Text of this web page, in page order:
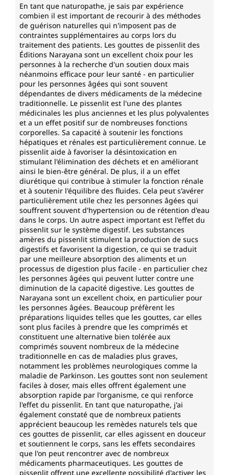
Le pissenlit est désormais également populaire
comme laitue sauvage, ainsi que comme substitut du
café. Pour faire du café, les racines sont séchées,
torréfiées et infusées en café sous le nom de
chicorée. Il est également possible de préparer du
thé à partir des racines.
Chaque flacon d'extrait de pissenlit d'Unimedica
contient 100 ml.
Végan et exempt des additifs suivants
Conformément aux exigences légales, l'extrait de
pissenlit d'Unimedica est sans conservateurs et ne
contient aucun additif tel que des colorants, des
stabilisants ou des agents antiagglomérants comme
le stéarate de magnésium. Il est sans OGM, sans
lactose et gluten et est végan. Ce produit contient de
l'alcool.
Fabriqué en Allemagne
L'extrait de pissenlit d'Unimedica est fabriqué en
Allemagne dans des installations certifiées.
En tant que naturopathe, je sais par expérience
combien il est important de recourir à des méthodes
de guérison naturelles qui n'imposent pas de
contraintes supplémentaires au corps lors du
traitement des patients. Les gouttes de pissenlit des
Éditions Narayana sont un excellent choix pour les
personnes à la recherche d'un soutien doux mais
néanmoins efficace pour leur santé - en particulier
pour les personnes âgées qui sont souvent
dépendantes de divers médicaments de la médecine
traditionnelle. Le pissenlit est l'une des plantes
médicinales les plus anciennes et les plus polyvalentes
et a un effet positif sur de nombreuses fonctions
corporelles. Sa capacité à soutenir les fonctions
hépatiques et rénales est particulièrement connue. Le
pissenlit aide à favoriser la désintoxication en
stimulant l'élimination des déchets et en améliorant
ainsi le bien-être général. De plus, il a un effet
diurétique qui contribue à stimuler la fonction rénale
et à soutenir l'équilibre des fluides. Cela peut s'avérer
particulièrement utile chez les personnes âgées qui
souffrent souvent d'hypertension ou de rétention d'eau
dans le corps. Un autre aspect important est l'effet du
pissenlit sur le système digestif. Les substances
amères du pissenlit stimulent la production de sucs
digestifs et favorisent la digestion, ce qui se traduit
par une meilleure absorption des aliments et un
processus de digestion plus facile - en particulier chez
les personnes âgées qui peuvent lutter contre une
diminution de la capacité digestive. Les gouttes de
Narayana sont un excellent choix, en particulier pour
les personnes âgées. Beaucoup préfèrent les
préparations liquides telles que les gouttes, car elles
sont plus faciles à prendre que les comprimés et
constituent une alternative bien tolérée aux
comprimés souvent nombreux de la médecine
traditionnelle en cas de maladies plus graves,
notamment les problèmes neurologiques comme la
maladie de Parkinson. Les gouttes sont non seulement
faciles à doser, mais elles offrent également une
absorption rapide par l'organisme, ce qui renforce
l'effet du pissenlit. En tant que naturopathe, j'ai
également constaté que de nombreux patients
apprécient beaucoup les remèdes naturels tels que
ces gouttes de pissenlit, car elles agissent en douceur
et soutiennent le corps, sans les effets secondaires
que l'on peut rencontrer avec de nombreux
médicaments pharmaceutiques. Les gouttes de
pissenlit offrent une excellente possibilité d'activer les